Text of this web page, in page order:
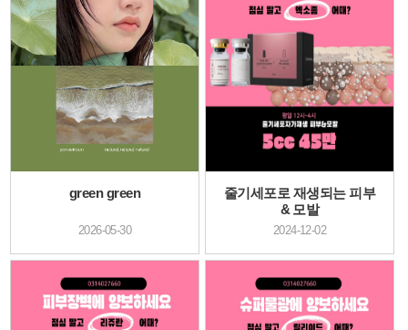
green green
2026-05-30
줄기세포로 재생되는 피부
& 모발
2024-12-02